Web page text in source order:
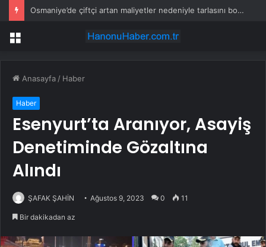
Osmaniye’de çiftçi artan maliyetler nedeniyle tarlasını boş bıraktı
Menü
Anasayfa / Haber
Haber
Esenyurt’ta Aranıyor, Asayiş
Denetiminde Gözaltına
Alındı
ŞAFAK ŞAHİN Ağustos 9, 2023 0 11
Bir dakikadan az